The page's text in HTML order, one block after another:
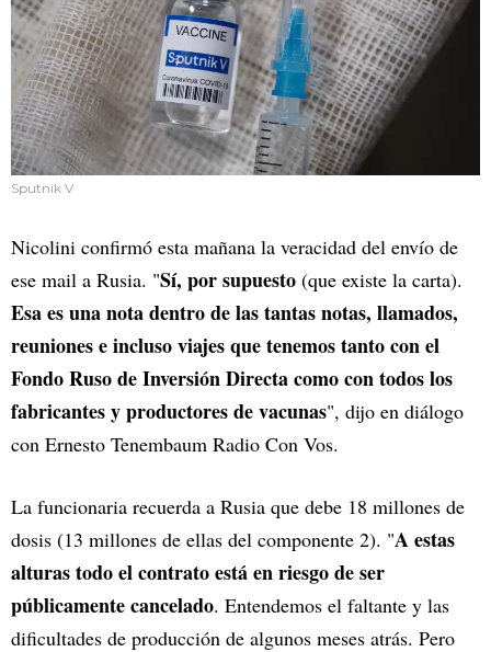
Sputnik V
Nicolini confirmó esta mañana la veracidad del envío de
ese mail a Rusia. "Sí, por supuesto (que existe la carta).
Esa es una nota dentro de las tantas notas, llamados,
reuniones e incluso viajes que tenemos tanto con el
Fondo Ruso de Inversión Directa como con todos los
fabricantes y productores de vacunas", dijo en diálogo
con Ernesto Tenembaum Radio Con Vos.
La funcionaria recuerda a Rusia que debe 18 millones de
dosis (13 millones de ellas del componente 2). "A estas
alturas todo el contrato está en riesgo de ser
públicamente cancelado. Entendemos el faltante y las
dificultades de producción de algunos meses atrás. Pero